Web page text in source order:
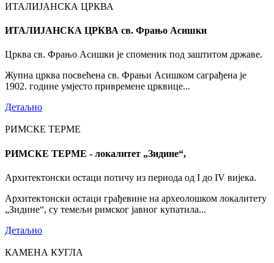
ИТАЛИЈАНСКА ЦРКВА
ИТАЛИЈАНСКА ЦРКВА св. Фрањо Асишки
Црква св. Фрањо Асишки је споменик под заштитом државе.
Жупна црква посвећена св. Фрањи Асишком саграђена је
1902. године умјесто привремене црквице...
Детаљно
РИМСКЕ ТЕРМЕ
РИМСКЕ ТЕРМЕ - локалитет „Зидине“,
Архитектонски остаци потичу из периода од I до IV вијека.
Архитектонски остаци грађевине на археолошком локалитету
„Зидине“, су темељи римског јавног купатила...
Детаљно
КАМЕНА КУГЛА